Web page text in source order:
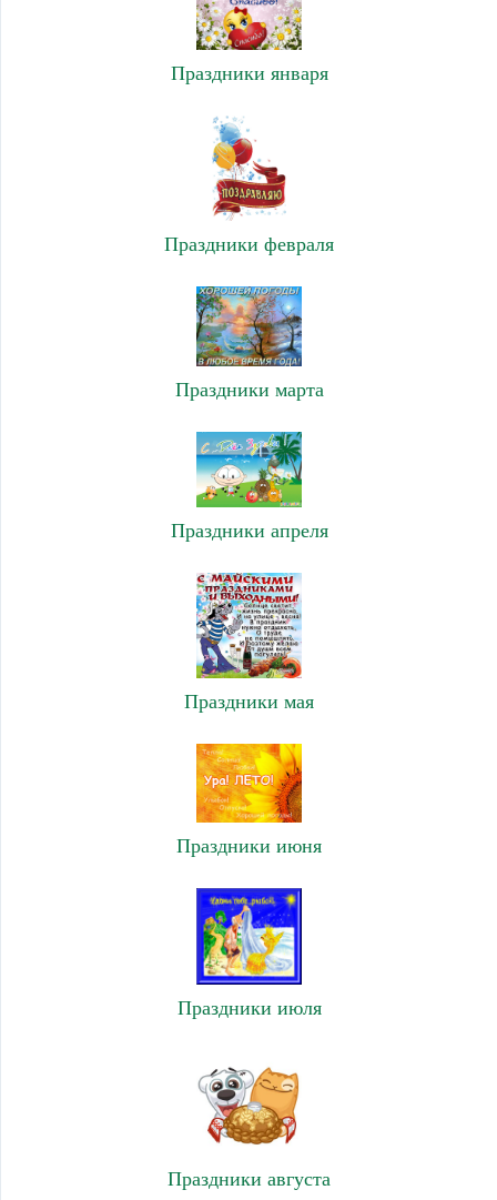
Праздники января
Праздники февраля
Праздники марта
Праздники апреля
Праздники мая
Праздники июня
Праздники июля
Праздники августа